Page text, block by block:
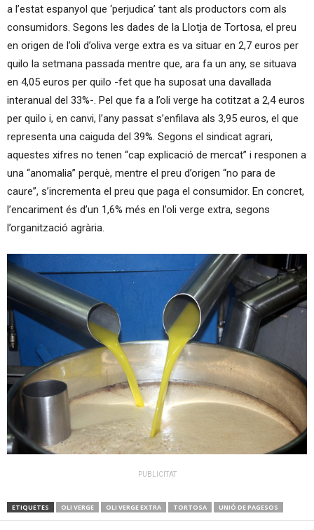
a l’estat espanyol que ‘perjudica’ tant als productors com als
consumidors. Segons les dades de la Llotja de Tortosa, el preu
en origen de l’oli d’oliva verge extra es va situar en 2,7 euros per
quilo la setmana passada mentre que, ara fa un any, se situava
en 4,05 euros per quilo -fet que ha suposat una davallada
interanual del 33%-. Pel que fa a l’oli verge ha cotitzat a 2,4 euros
per quilo i, en canvi, l’any passat s’enfilava als 3,95 euros, el que
representa una caiguda del 39%. Segons el sindicat agrari,
aquestes xifres no tenen “cap explicació de mercat” i responen a
una “anomalia” perquè, mentre el preu d’origen “no para de
caure”, s’incrementa el preu que paga el consumidor. En concret,
l’encariment és d’un 1,6% més en l’oli verge extra, segons
l’organització agrària.
PUBLICITAT
ETIQUETES OLI VERGE OLI VERGE EXTRA TORTOSA UNIÓ DE PAGESOS